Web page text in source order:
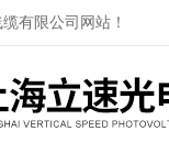
有限公司网站！